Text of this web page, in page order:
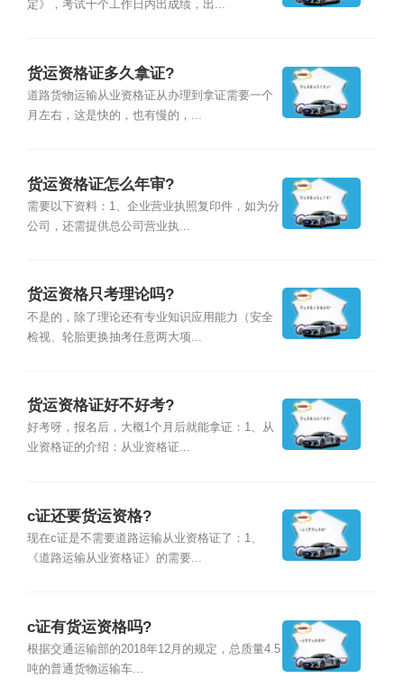
定》，考试十个工作日内出成绩，出...
货运资格证多久拿证?
道路货物运输从业资格证从办理到拿证需要一个
月左右，这是快的，也有慢的，...
货运资格证怎么年审?
需要以下资料：1、企业营业执照复印件，如为分
公司，还需提供总公司营业执...
货运资格只考理论吗?
不是的，除了理论还有专业知识应用能力（安全
检视、轮胎更换抽考任意两大项...
货运资格证好不好考?
好考呀，报名后，大概1个月后就能拿证：1、从
业资格证的介绍：从业资格证...
c证还要货运资格?
现在c证是不需要道路运输从业资格证了：1、
《道路运输从业资格证》的需要...
c证有货运资格吗?
根据交通运输部的2018年12月的规定，总质量4.5
吨的普通货物运输车...